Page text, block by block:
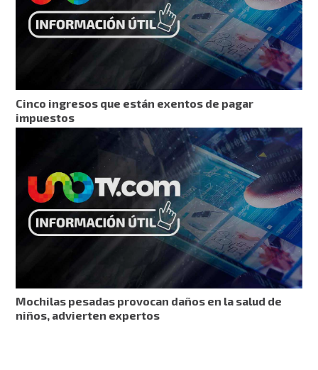
Cinco ingresos que están exentos de pagar
impuestos
Mochilas pesadas provocan daños en la salud de
niños, advierten expertos